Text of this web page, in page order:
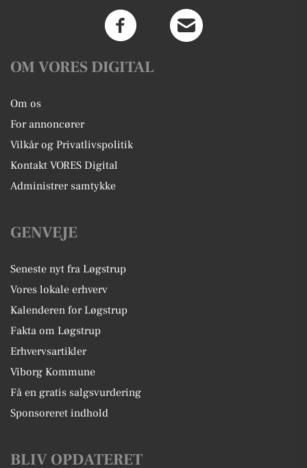
OM VORES DIGITAL
Om os
For annoncører
Vilkår og Privatlivspolitik
Kontakt VORES Digital
Administrer samtykke
GENVEJE
Seneste nyt fra Løgstrup
Vores lokale erhverv
Kalenderen for Løgstrup
Fakta om Løgstrup
Erhvervsartikler
Viborg Kommune
Få en gratis salgsvurdering
Sponsoreret indhold
BLIV OPDATERET